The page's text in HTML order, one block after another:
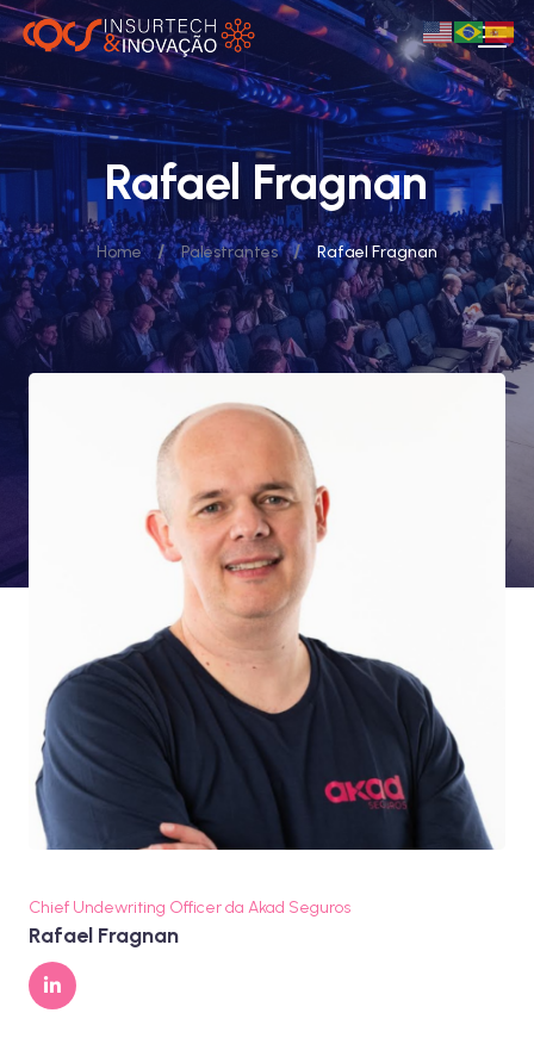
Rafael Fragnan
Home / Palestrantes / Rafael Fragnan
Chief Undewriting Officer da Akad Seguros
Rafael Fragnan